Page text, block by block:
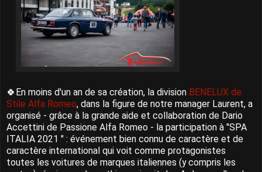
🍀En moins d'un an de sa création, la division BENELUX de
Stile Alfa Romeo, dans la figure de notre manager Laurent, a
organisé - grâce à la grande aide et collaboration de Dario
Accettini de Passione Alfa Romeo - la participation à "SPA
ITALIA 2021 " : événement bien connu de caractère et de
caractère international qui voit comme protagonistes
toutes les voitures de marques italiennes (y compris les